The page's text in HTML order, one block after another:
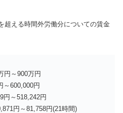
超える時間外労働分についての賃金
円～900万円
～600,000円
円～518,242円
円～81,758円(21時間)